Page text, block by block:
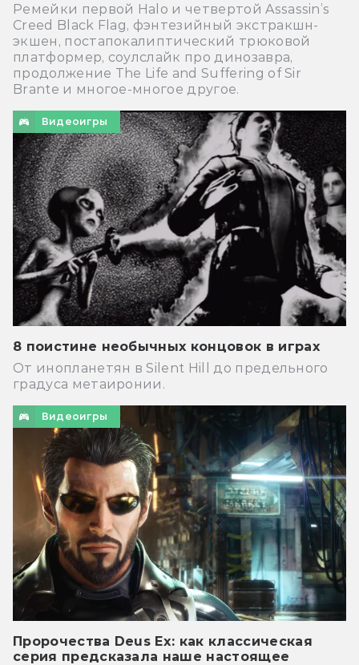
Ремейки первой Halo и четвертой Assassin’s
Creed Black Flag, фэнтезийный экстракшн-
экшен, постапокалиптический трюковой
платформер, соулслайк про динозавра,
продолжение The Life and Suffering of Sir
Brante и многое-многое другое.
Видеоигры
8 поистине необычных концовок в играх
От инопланетян в Silent Hill до предельного
градуса метаиронии.
Видеоигры
Пророчества Deus Ex: как классическая
серия предсказала наше настоящее